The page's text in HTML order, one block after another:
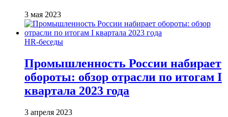
3 мая 2023
HR-беседы
Промышленность России набирает
обороты: обзор отрасли по итогам I
квартала 2023 года
3 апреля 2023